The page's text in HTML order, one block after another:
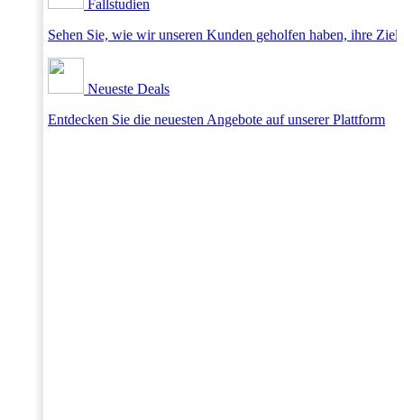
Fallstudien
Sehen Sie, wie wir unseren Kunden geholfen haben, ihre
Neueste Deals
Entdecken Sie die neuesten Angebote auf unserer Plattform